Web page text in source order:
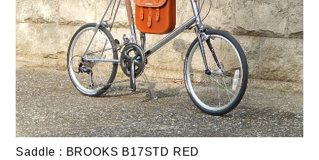
Saddle : BROOKS B17STD RED